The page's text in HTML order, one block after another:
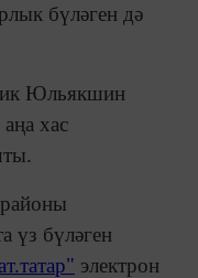
бүләген дә
Юльякшин
хас
үз бүләген
электрон